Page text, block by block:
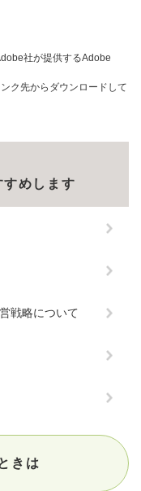
社が提供するAdobe
ク先からダウンロードして
すめします
戦略について
きは